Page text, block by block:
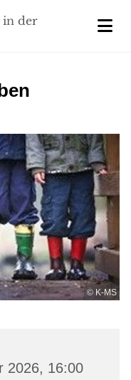
in der
© K-MS
2026, 16:00